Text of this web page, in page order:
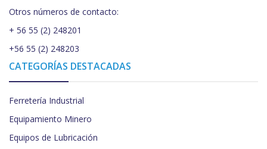
Otros números de contacto:
+ 56 55 (2) 248201
+56 55 (2) 248203
CATEGORÍAS DESTACADAS
Ferretería Industrial
Equipamiento Minero
Equipos de Lubricación